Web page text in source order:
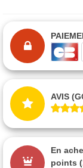
AVIS
En
points